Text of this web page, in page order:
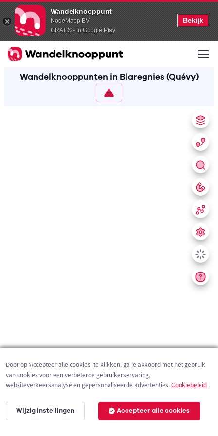
Wandelknooppunt
NodeMapp BV
GRATIS - In Google Play
Bekijk
Wandelknooppunten in Blaregnies (Quévy)
200 m
Door op 'Accepteer alle cookies' te klikken, ga je akkoord met het gebruik
van cookies voor een verbeterde gebruikerservaring,
websiteverkeersanalyse en gepersonaliseerde advertenties.Cookiebeleid
Wijzig instellingen Accepteer alle cookies